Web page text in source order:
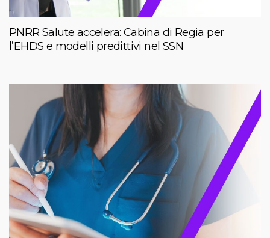
PNRR Salute accelera: Cabina di Regia per
l’EHDS e modelli predittivi nel SSN